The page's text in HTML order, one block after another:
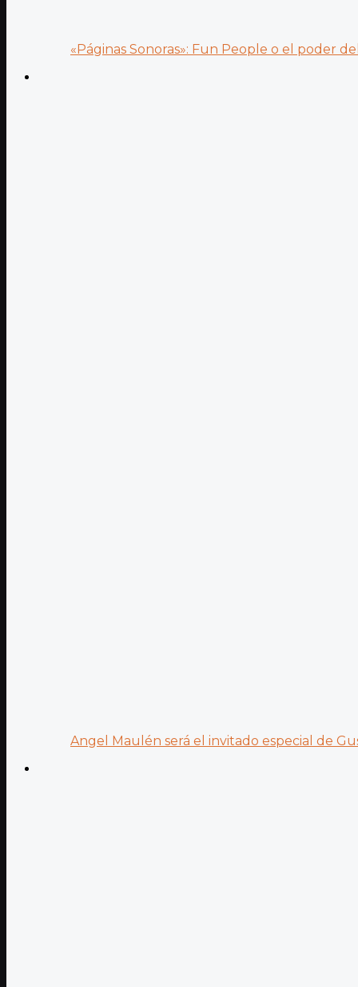
«Páginas Sonoras»: Fun People o el poder
Angel Maulén será el invitado especial de